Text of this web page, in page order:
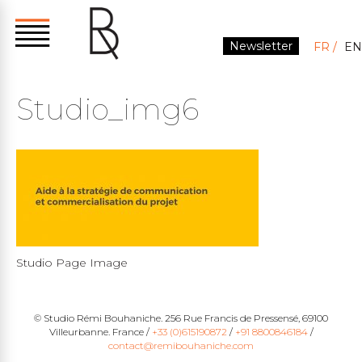
Newsletter FR EN
Studio_img6
Studio Page Image
© Studio Rémi Bouhaniche. 256 Rue Francis de Pressensé, 69100
Villeurbanne. France / +33 (0)615190872/ +91 8800846184/
contact@remibouhaniche.com